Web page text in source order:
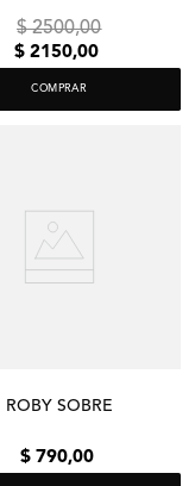
$ 2500,00
$ 2150,00
COMPRAR
ROBY SOBRE
$ 790,00